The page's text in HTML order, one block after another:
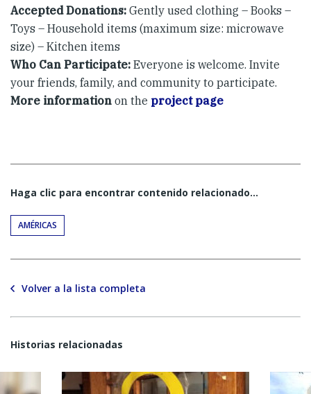
Accepted Donations: Gently used clothing – Books –
Toys – Household items (maximum size: microwave
size) – Kitchen items
​Who Can Participate: Everyone is welcome. Invite
your friends, family, and community to participate.
More information on the project page
Haga clic para encontrar contenido relacionado...
AMÉRICAS
Volver a la lista completa
Historias relacionadas